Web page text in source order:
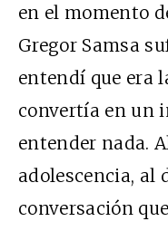
en el momento
Gregor Samsa
entendí que era
convertía en un
entender nada.
adolescencia, al
conversación